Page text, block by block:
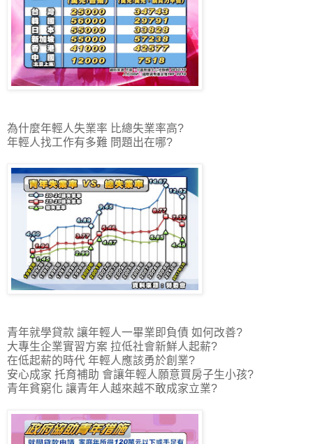
為什麼年輕人失業率 比總失業率高?
年輕人找工作有多難 問題出在哪?
青年就學貸款 讓年輕人一畢業即負債 如何改善?
大專生企業實習方案 拉低社會新鮮人起薪?
在低起薪的時代 年輕人應該勇於創業?
安心成家 托育補助 會讓年輕人願意買房子生小孩?
青年貧窮化 讓青年人越來越不敢成家立業?